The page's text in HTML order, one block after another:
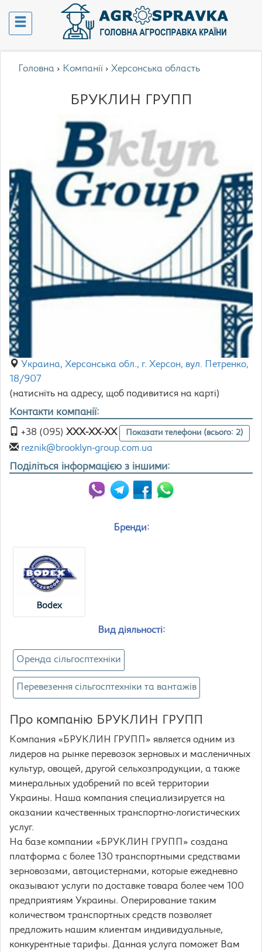
Головна › Компанії › Херсонська область
БРУКЛИН ГРУПП
Украина, Херсонська обл., г. Херсон, вул. Петренко,
18/907
(натисніть на адресу, щоб подивитися на карті)
Контакти компанії:
+38 (095) XXX-XX-XX Показати телефони (всього: 2)
reznik@brooklyn-group.com.ua
Поділіться інформацією з іншими:
Бренди:
Bodex
Вид діяльності:
Оренда сільгосптехніки
Перевезення сільгосптехніки та вантажів
Про компанію БРУКЛИН ГРУПП
Компания «БРУКЛИН ГРУПП» является одним из
лидеров на рынке перевозок зерновых и масленичных
культур, овощей, другой сельхозпродукции, а также
минеральных удобрений по всей территории
Украины. Наша компания специализируется на
оказании качественных транспортно-логистических
услуг.
На базе компании «БРУКЛИН ГРУПП» создана
платформа с более 130 транспортными средствами
зерновозами, автоцистернами, которые ежедневно
оказывают услуги по доставке товара более чем 100
предприятиям Украины. Оперирование таким
количеством транспортных средств позволяет
предложить нашим клиентам индивидуальные,
конкурентные тарифы. Данная услуга поможет Вам